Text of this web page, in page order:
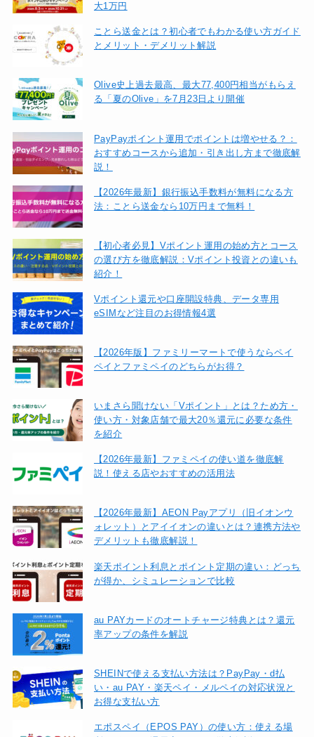
大1万円
ことら送金とは？初心者でもわかる使い方ガイド
とメリット・デメリット解説
Olive史上過去最高、最大77,400円相当がもらえ
る「夏のOlive」を7月23日より開催
PayPayポイント運用でポイントは増やせる？：
おすすめコースから追加・引き出し方まで徹底解
説！
【2026年最新】銀行振込手数料が無料になる方
法：ことら送金なら10万円まで無料！
【初心者必見】Vポイント運用の始め方とコース
の選び方を徹底解説：Vポイント投資との違いも
紹介！
Vポイント還元や口座開設特典、データ専用
eSIMなど注目のお得情報4選
【2026年版】ファミリーマートで使うならペイ
ペイとファミペイのどちらがお得？
いまさら聞けない「Vポイント」とは？ため方・
使い方・対象店舗で最大20％還元に必要な条件
を紹介
【2026年最新】ファミペイの使い道を徹底解
説！使える店やおすすめの活用法
【2026年最新】AEON Payアプリ（旧イオンウ
ォレット）とアイイオンの違いとは？連携方法や
デメリットも徹底解説！
楽天ポイント利息とポイント定期の違い：どっち
が得か、シミュレーションで比較
au PAYカードのオートチャージ特典とは？還元
率アップの条件を解説
SHEINで使える支払い方法は？PayPay・d払
い・au PAY・楽天ペイ・メルペイの対応状況と
お得な支払い方
エポスペイ（EPOS PAY）の使い方：使える場